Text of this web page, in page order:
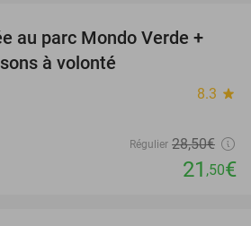
25%
au parc Mondo Verde +
à volonté
8.3 star
Régulier 28,50€
21 ,50€